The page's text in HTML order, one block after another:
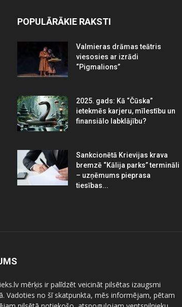
POPULĀRĀKIE RAKSTI
Valmieras drāmas teātris
viesosies ar izrādi
“Pigmalions”
2025. gads: Kā “Čūska”
ietekmēs karjeru, mīlestību un
finansiālo labklājību?
Sankcionētā Krievijas krava
bremzē “Kālija parks” termināli
– uzņēmums pieprasa
tiesības...
mērķis ir palīdzēt veicināt pilsētas izaugsmi
Vadoties no šī skatpunkta, mēs informējam, pētam